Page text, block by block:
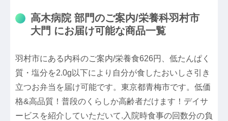
高木病院 部門のご案内/栄養科羽村市
大門 にお届け可能な商品一覧
羽村市にある内科のご案内/栄養食626円、低たんぱく
質・塩分を2.0g以下により自分が食したおいしさ引き
立つお弁当を届け可能です。東京都青梅市です。低価
格&高品質！普段のくらしか高齢者だけます！デイサ
ービスを紹介していただいて.入院時食事の回数分の負